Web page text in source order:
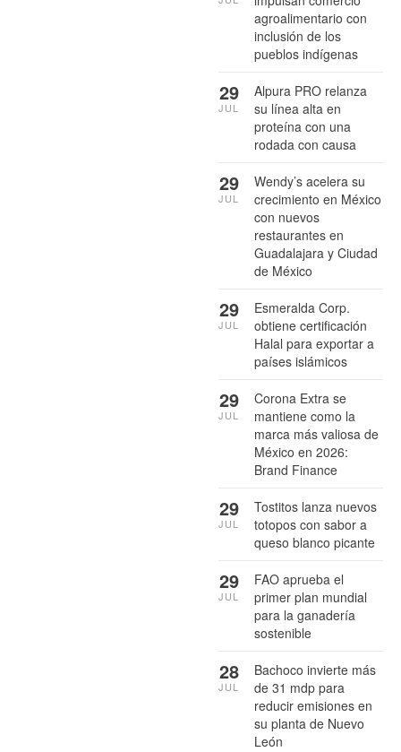
agroalimentario con
inclusión de los
pueblos indígenas
Alpura PRO relanza
su línea alta en
proteína con una
rodada con causa
29
JUL
Wendy’s acelera su
crecimiento en México
con nuevos
restaurantes en
Guadalajara y Ciudad
de México
29
JUL
Esmeralda Corp.
obtiene certificación
Halal para exportar a
países islámicos
29
JUL
Corona Extra se
mantiene como la
marca más valiosa de
México en 2026:
Brand Finance
29
JUL
Tostitos lanza nuevos
totopos con sabor a
queso blanco picante
29
JUL
FAO aprueba el
primer plan mundial
para la ganadería
sostenible
29
JUL
Bachoco invierte más
de 31 mdp para
reducir emisiones en
su planta de Nuevo
León
28
JUL